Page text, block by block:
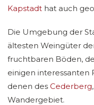
Kapstadt hat auch
Die Umgebung der
ältesten Weingüter
fruchtbaren Böden,
einigen interessanten
denen des Cederberg
Wandergebiet.